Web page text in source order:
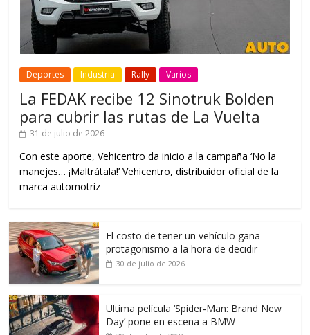
Deportes Industria Rally Varios
La FEDAK recibe 12 Sinotruk Bolden
para cubrir las rutas de La Vuelta
31 de julio de 2026
Con este aporte, Vehicentro da inicio a la campaña ‘No la
manejes… ¡Maltrátala!’ Vehicentro, distribuidor oficial de la
marca automotriz
El costo de tener un vehículo gana
protagonismo a la hora de decidir
30 de julio de 2026
Ultima película ‘Spider‑Man: Brand New
Day’ pone en escena a BMW